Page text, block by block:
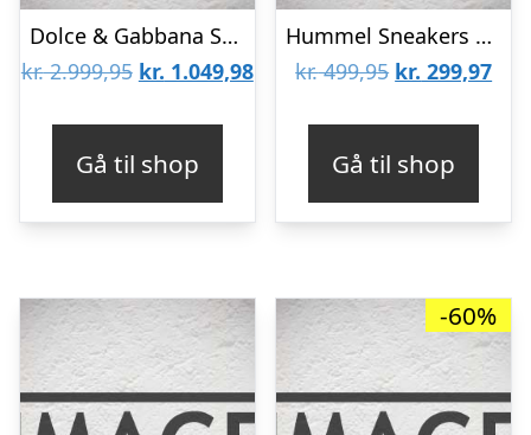
Dolce & Gabbana Sneakers – Lilium – Hvid m. Sort/Mørk Pink
kr.2.999,95 Den
kr. 2.999,95.
kr. 1.049,98Den
kr. 1.049,98.
Gå til shop
Hummel Sneakers – Reach 250 Recycled Tex Jr – Deco Rose
kr.499,95 Den
kr. 499,95.
kr. 299,97Den
kr.
Gå til shop
-60%